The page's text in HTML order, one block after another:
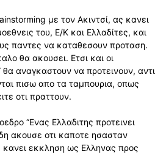
με τον Ακιντσί, ας κανει
του, Ε/Κ και Ελλαδίτες, και
παντες να καταθεσουν προταση.
θα ακουσει. Ετσι και οι
θα αναγκαστουν να προτεινουν, αντι
πισω απο τα ταμπουρια, οπως
οτι πραττουν.
“Ενας Ελλαδιτης προτεινει
ακουσε οτι καποτε ησασταν
κανει εκκληση ως Ελληνας προς